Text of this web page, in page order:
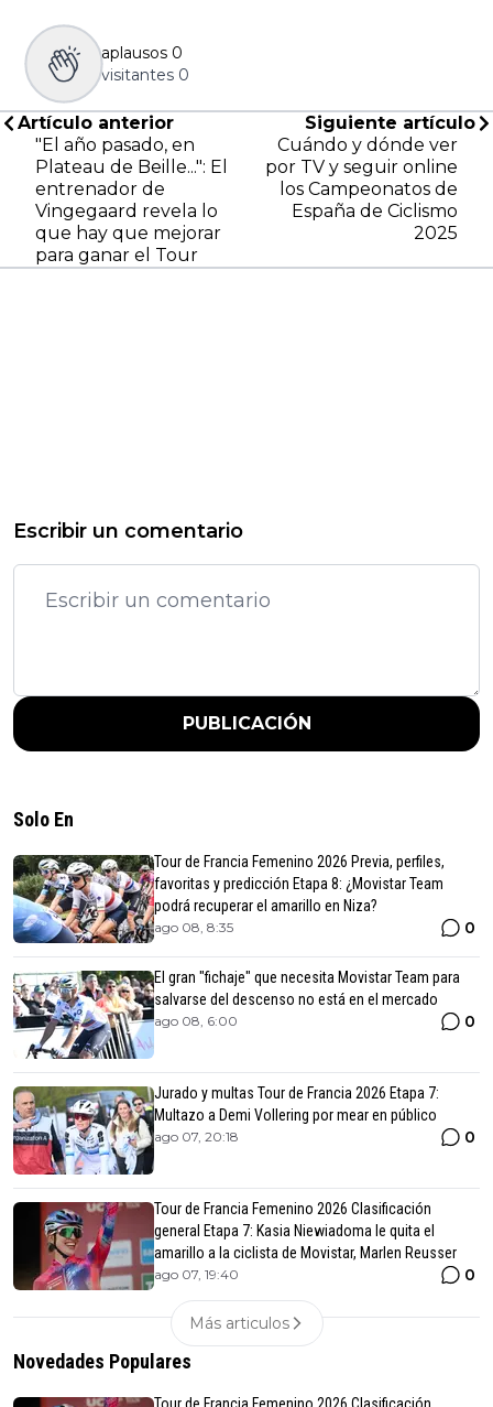
aplausos 0
visitantes 0
Artículo anterior
"El año pasado, en
Plateau de Beille...": El
entrenador de
Vingegaard revela lo
que hay que mejorar
para ganar el Tour
Siguiente artículo
Cuándo y dónde ver
por TV y seguir online
los Campeonatos de
España de Ciclismo
2025
Escribir un comentario
PUBLICACIÓN
Solo En
Tour de Francia Femenino 2026 Previa, perfiles,
favoritas y predicción Etapa 8: ¿Movistar Team
podrá recuperar el amarillo en Niza?
ago 08, 8:35 0
El gran "fichaje" que necesita Movistar Team para
salvarse del descenso no está en el mercado
ago 08, 6:00 0
Jurado y multas Tour de Francia 2026 Etapa 7:
Multazo a Demi Vollering por mear en público
ago 07, 20:18 0
Tour de Francia Femenino 2026 Clasificación
general Etapa 7: Kasia Niewiadoma le quita el
amarillo a la ciclista de Movistar, Marlen Reusser
ago 07, 19:40 0
Más articulos
Novedades Populares